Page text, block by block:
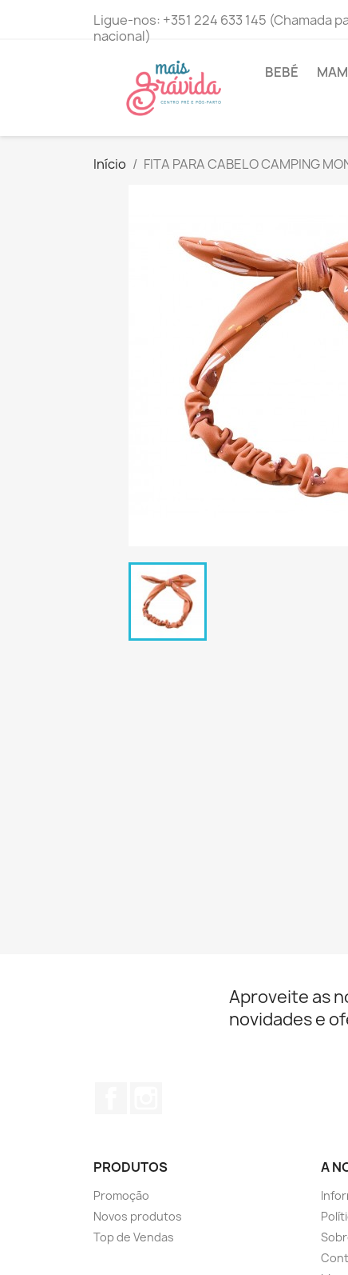
Ligue-nos: +351 224 633 145 (Chamada
nacional)
BEBÉ
Início FITA PARA CABELO CAMPING
Aproveite as
novidades e
PRODUTOS
Promoção
Novos produtos
Top de Vendas
A